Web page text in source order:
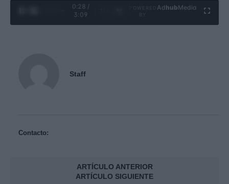
0:29 /
3:09
Ad hubMedia
Staff
Contacto:
ARTÍCULO ANTERIOR
ARTÍCULO SIGUIENTE